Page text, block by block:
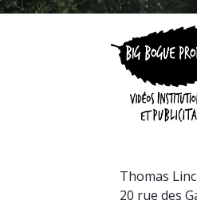
Thomas
20 rue des